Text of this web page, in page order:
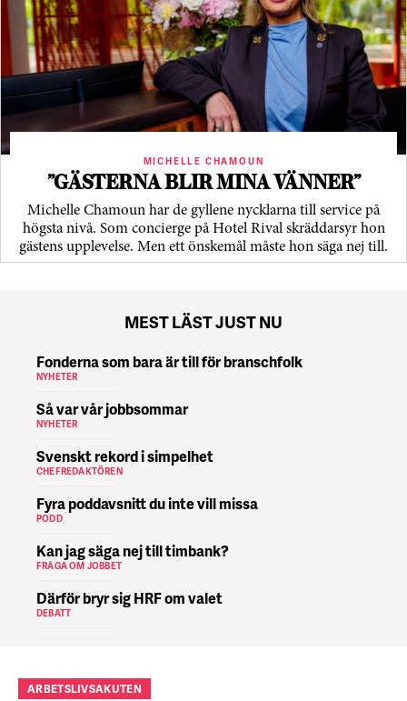
MICHELLE CHAMOUN
”GÄSTERNA BLIR MINA VÄNNER”
Michelle Chamoun har de gyllene nycklarna till service på
högsta nivå. Som concierge på Hotel Rival skräddarsyr hon
gästens upp­levelse. Men ett önskemål måste hon säga nej till.
MEST LÄST JUST NU
Fonderna som bara är till för branschfolk
NYHETER
Så var vår jobbsommar
NYHETER
Svenskt rekord i simpelhet
CHEFREDAKTÖREN
Fyra poddavsnitt du inte vill missa
PODD
Kan jag säga nej till timbank?
FRÅGA OM JOBBET
Därför bryr sig HRF om valet
DEBATT
ARBETSLIVSAKUTEN